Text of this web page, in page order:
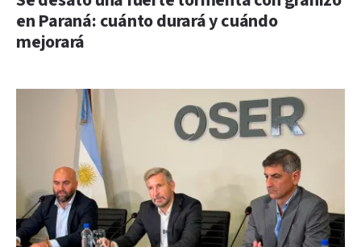
en Paraná: cuánto durará y cuándo
mejorará